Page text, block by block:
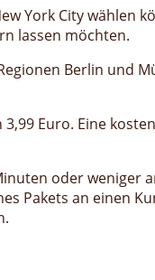
York City wählen
lassen möchten.
Berlin und
Euro. Eine
oder weniger
Pakets an einen